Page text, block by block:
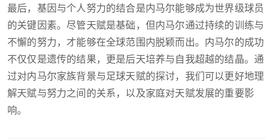
最后，基因与个人努力的结合是内马尔能够成为世界级球员
的关键因素。尽管天赋是基础，但内马尔通过持续的训练与
不懈的努力，才能够在全球范围内脱颖而出。内马尔的成功
不仅仅是遗传的结果，更是后天培养与自我超越的结晶。通
过对内马尔家族背景与足球天赋的探讨，我们可以更好地理
解天赋与努力之间的关系，以及家庭对天赋发展的重要影
响。